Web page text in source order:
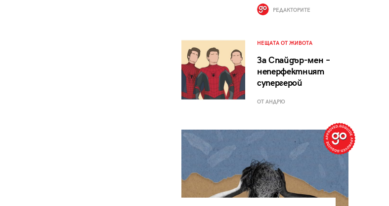
РЕДАКТОРИТЕ
НЕЩАТА ОТ ЖИВОТА
За Спайдър-мен –
неперфектният
супергерой
ОТ АНДРЮ